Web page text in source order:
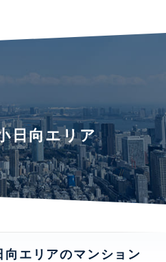
日向エリア
エリアのマンション